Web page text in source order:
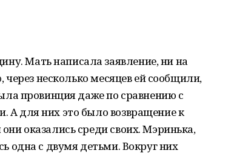
Мать написала заявление, ни на
через несколько месяцев ей сообщили,
провинция даже по сравнению с
для них это было возвращение к
оказались среди своих. Мэринька,
одна с двумя детьми. Вокруг них